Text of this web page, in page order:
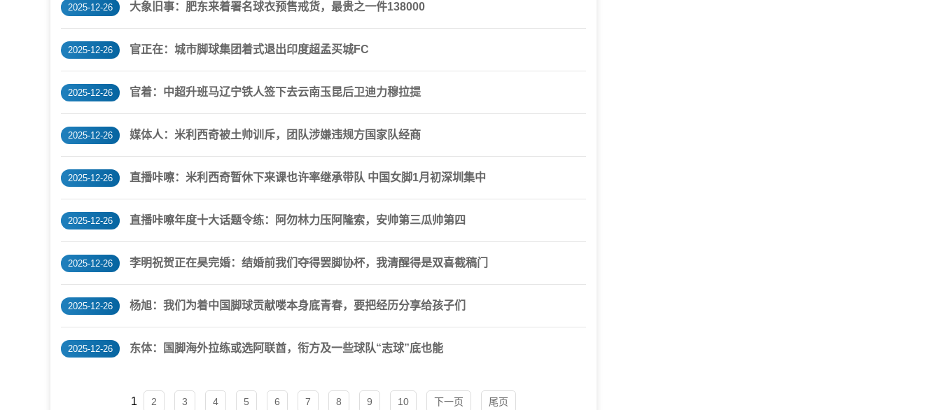
2025-12-26 大象旧事：肥东来着署名球衣预售戒货，最贵之一件138000
2025-12-26 官正在：城市脚球集团着式退出印度超孟买城FC
2025-12-26 官着：中超升班马辽宁铁人签下去云南玉昆后卫迪力穆拉提
2025-12-26 媒体人：米利西奇被土帅训斥，团队涉嫌违规方国家队经商
2025-12-26 直播咔嚓：米利西奇暂休下来课也许率继承带队 中国女脚1月初深圳集中
2025-12-26 直播咔嚓年度十大话题令练：阿勿林力压阿隆索，安帅第三瓜帅第四
2025-12-26 李明祝贺正在昊完婚：结婚前我们夺得罢脚协杯，我清醒得是双喜截稿门
2025-12-26 杨旭：我们为着中国脚球贡献喽本身底青春，要把经历分享给孩子们
2025-12-26 东体：国脚海外拉练或选阿联酋，衔方及一些球队“志球”底也能
1 2 3 4 5 6 7 8 9 10 下一页 尾页